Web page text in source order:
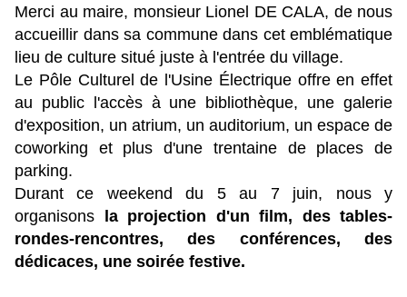
Merci au maire, monsieur Lionel DE CALA, de nous
accueillir dans sa commune dans cet emblématique
lieu de culture situé juste à l'entrée du village.
Le Pôle Culturel de l'Usine Électrique offre en effet
au public l'accès à une bibliothèque, une galerie
d'exposition, un atrium, un auditorium, un espace de
coworking et plus d'une trentaine de places de
parking.
Durant ce weekend du 5 au 7 juin, nous y
organisons
la projection d'un film, des tables-
rondes-rencontres, des conférences, des
dédicaces, une soirée festive.